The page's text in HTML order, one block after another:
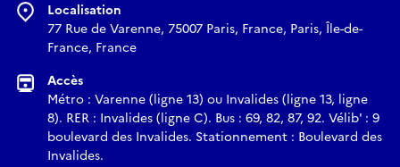
Localisation
77 Rue de Varenne, 75007 Paris, France, Paris, Île-de-
France, France
Accès
Métro : Varenne (ligne 13) ou Invalides (ligne 13, ligne
8). RER : Invalides (ligne C). Bus : 69, 82, 87, 92. Vélib' : 9
boulevard des Invalides. Stationnement : Boulevard des
Invalides.